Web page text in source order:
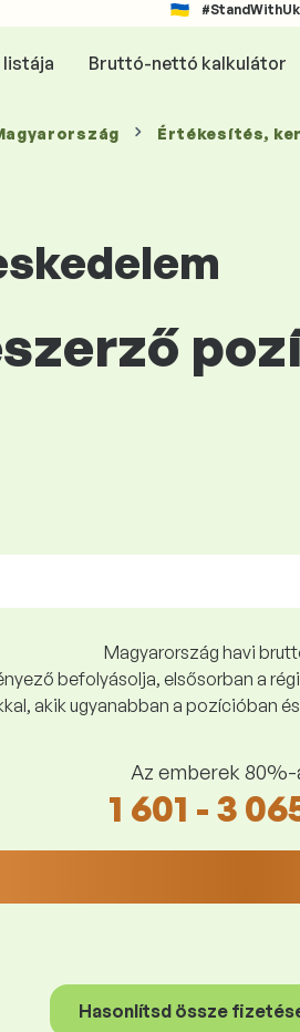
listája Bruttó-nettó kalkulátor
Értékesítés,
Magyarország havi
befolyásolja, elsősorban a
akik ugyanabban a pozícióban
Az emberek 80%-
1 601 - 3
Hasonlítsd össze